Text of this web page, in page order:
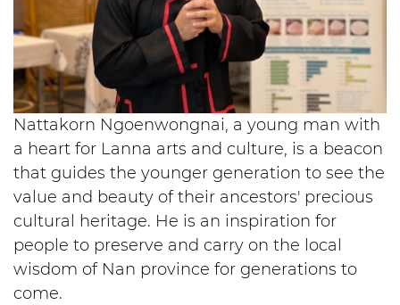
Nattakorn Ngoenwongnai, a young man with
a heart for Lanna arts and culture, is a beacon
that guides the younger generation to see the
value and beauty of their ancestors' precious
cultural heritage. He is an inspiration for
people to preserve and carry on the local
wisdom of Nan province for generations to
come.